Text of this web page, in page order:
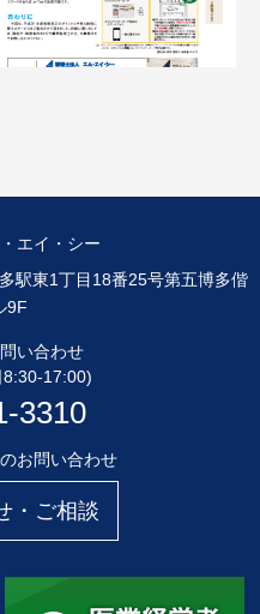
エイ・シー
駅東1丁目18番25号第五博多偕
9F
い合わせ
17:00)
3310
お問い合わせ
・ご相談